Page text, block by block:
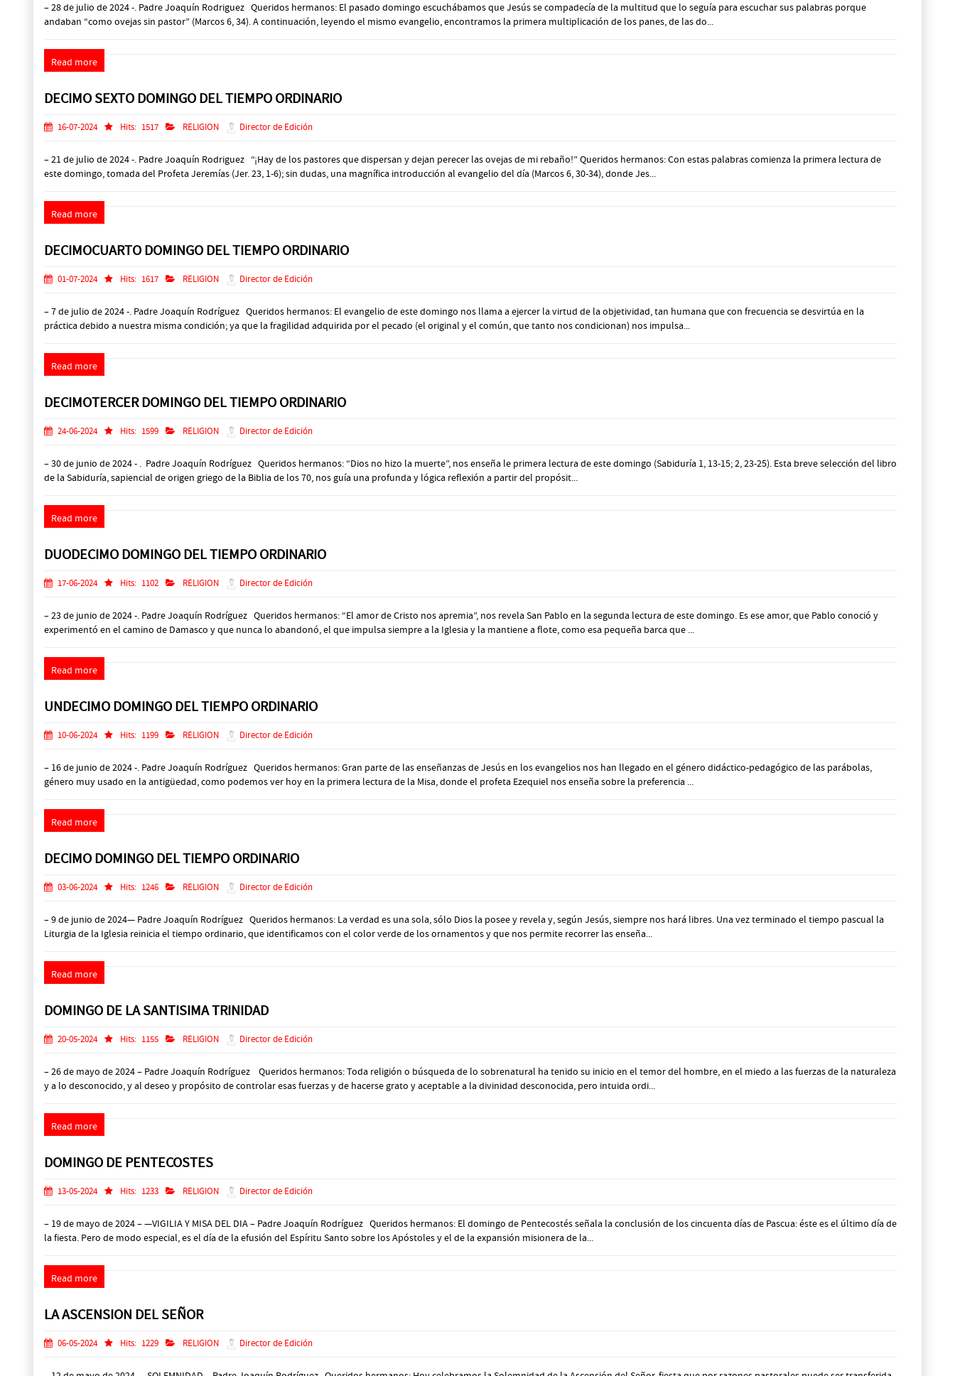
– 28 de julio de 2024 -. Padre Joaquín Rodriguez Queridos hermanos: El pasado domingo escuchábamos que Jesús se compadecía de la multitud que lo seguía para escuchar sus palabras porque
andaban “como ovejas sin pastor” (Marcos 6, 34). A continuación, leyendo el mismo evangelio, encontramos la primera multiplicación de los panes, de las do...
Read more
DECIMO SEXTO DOMINGO DEL TIEMPO ORDINARIO
16-07-2024 Hits: 1517 RELIGION Director de Edición
– 21 de julio de 2024 -. Padre Joaquín Rodriguez “¡Hay de los pastores que dispersan y dejan perecer las ovejas de mi rebaño!” Queridos hermanos: Con estas palabras comienza la primera lectura de
este domingo, tomada del Profeta Jeremías (Jer. 23, 1-6); sin dudas, una magnífica introducción al evangelio del día (Marcos 6, 30-34), donde Jes...
Read more
DECIMOCUARTO DOMINGO DEL TIEMPO ORDINARIO
01-07-2024 Hits: 1617 RELIGION Director de Edición
– 7 de julio de 2024 -. Padre Joaquín Rodríguez Queridos hermanos: El evangelio de este domingo nos llama a ejercer la virtud de la objetividad, tan humana que con frecuencia se desvirtúa en la
práctica debido a nuestra misma condición; ya que la fragilidad adquirida por el pecado (el original y el común, que tanto nos condicionan) nos impulsa...
Read more
DECIMOTERCER DOMINGO DEL TIEMPO ORDINARIO
24-06-2024 Hits: 1599 RELIGION Director de Edición
– 30 de junio de 2024 - . Padre Joaquín Rodríguez Queridos hermanos: “Dios no hizo la muerte”, nos enseña le primera lectura de este domingo (Sabiduría 1, 13-15; 2, 23-25). Esta breve selección del libro
de la Sabiduría, sapiencial de origen griego de la Biblia de los 70, nos guía una profunda y lógica reflexión a partir del propósit...
Read more
DUODECIMO DOMINGO DEL TIEMPO ORDINARIO
17-06-2024 Hits: 1102 RELIGION Director de Edición
– 23 de junio de 2024 -. Padre Joaquín Rodríguez Queridos hermanos: “El amor de Cristo nos apremia”, nos revela San Pablo en la segunda lectura de este domingo. Es ese amor, que Pablo conoció y
experimentó en el camino de Damasco y que nunca lo abandonó, el que impulsa siempre a la Iglesia y la mantiene a flote, como esa pequeña barca que ...
Read more
UNDECIMO DOMINGO DEL TIEMPO ORDINARIO
10-06-2024 Hits: 1199 RELIGION Director de Edición
– 16 de junio de 2024 -. Padre Joaquín Rodríguez Queridos hermanos: Gran parte de las enseñanzas de Jesús en los evangelios nos han llegado en el género didáctico-pedagógico de las parábolas,
género muy usado en la antigüedad, como podemos ver hoy en la primera lectura de la Misa, donde el profeta Ezequiel nos enseña sobre la preferencia ...
Read more
DECIMO DOMINGO DEL TIEMPO ORDINARIO
03-06-2024 Hits: 1246 RELIGION Director de Edición
– 9 de junio de 2024— Padre Joaquín Rodríguez Queridos hermanos: La verdad es una sola, sólo Dios la posee y revela y, según Jesús, siempre nos hará libres. Una vez terminado el tiempo pascual la
Liturgia de la Iglesia reinicia el tiempo ordinario, que identificamos con el color verde de los ornamentos y que nos permite recorrer las enseña...
Read more
DOMINGO DE LA SANTISIMA TRINIDAD
20-05-2024 Hits: 1155 RELIGION Director de Edición
– 26 de mayo de 2024 – Padre Joaquín Rodríguez Queridos hermanos: Toda religión o búsqueda de lo sobrenatural ha tenido su inicio en el temor del hombre, en el miedo a las fuerzas de la naturaleza
y a lo desconocido, y al deseo y propósito de controlar esas fuerzas y de hacerse grato y aceptable a la divinidad desconocida, pero intuida ordi...
Read more
DOMINGO DE PENTECOSTES
13-05-2024 Hits: 1233 RELIGION Director de Edición
– 19 de mayo de 2024 – —VIGILIA Y MISA DEL DIA – Padre Joaquín Rodríguez Queridos hermanos: El domingo de Pentecostés señala la conclusión de los cincuenta días de Pascua: éste es el último día de
la fiesta. Pero de modo especial, es el día de la efusión del Espíritu Santo sobre los Apóstoles y el de la expansión misionera de la...
Read more
LA ASCENSION DEL SEÑOR
06-05-2024 Hits: 1229 RELIGION Director de Edición